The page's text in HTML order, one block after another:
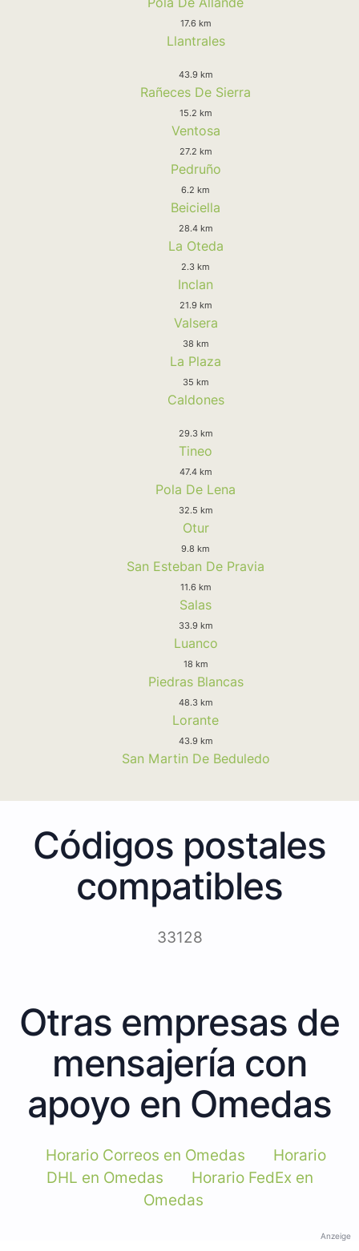
17.6 km
Llantrales
43.9 km
Rañeces De Sierra
15.2 km
Ventosa
27.2 km
Pedruño
6.2 km
Beiciella
28.4 km
La Oteda
2.3 km
Inclan
21.9 km
Valsera
38 km
La Plaza
35 km
Caldones
29.3 km
Tineo
47.4 km
Pola De Lena
32.5 km
Otur
9.8 km
San Esteban De Pravia
11.6 km
Salas
33.9 km
Luanco
18 km
Piedras Blancas
48.3 km
Lorante
43.9 km
San Martin De Beduledo
Códigos postales
compatibles
33128
Otras empresas de
mensajería con
apoyo en Omedas
Horario Correos en Omedas
Horario
DHL en Omedas
Horario FedEx en
Omedas
Anzeige